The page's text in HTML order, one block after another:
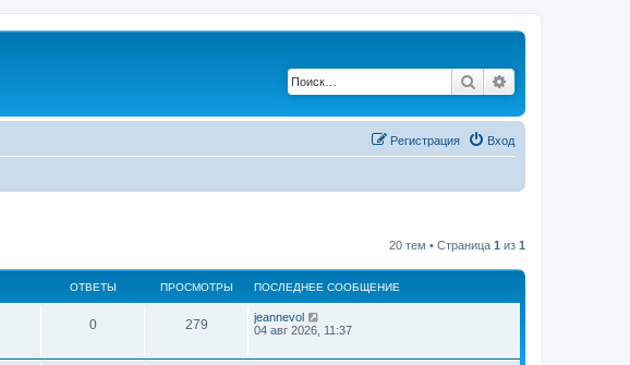
Поиск
Вход
Регистрация
20 тем • Страница 1 из 1
ОТВЕТЫ ПРОСМОТРЫ ПОСЛЕДНЕЕ СООБЩЕНИЕ
0 279
jeannevol
04 авг 2026, 11:37